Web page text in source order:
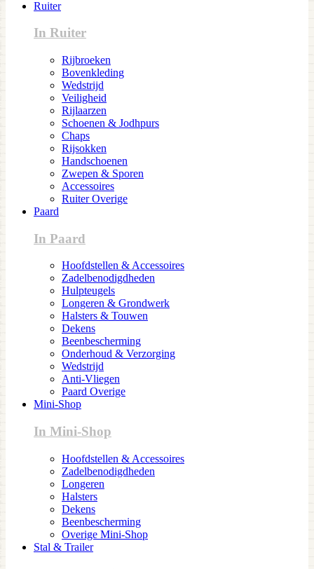
Ruiter
In Ruiter
Rijbroeken
Bovenkleding
Wedstrijd
Veiligheid
Rijlaarzen
Schoenen & Jodhpurs
Chaps
Rijsokken
Handschoenen
Zwepen & Sporen
Accessoires
Ruiter Overige
Paard
In Paard
Hoofdstellen & Accessoires
Zadelbenodigdheden
Hulpteugels
Longeren & Grondwerk
Halsters & Touwen
Dekens
Beenbescherming
Onderhoud & Verzorging
Wedstrijd
Anti-Vliegen
Paard Overige
Mini-Shop
In Mini-Shop
Hoofdstellen & Accessoires
Zadelbenodigdheden
Longeren
Halsters
Dekens
Beenbescherming
Overige Mini-Shop
Stal & Trailer